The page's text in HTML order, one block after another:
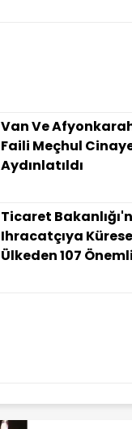
Van Ve
Faili Meçhul
Aydınlatıldı
Ticaret
Ihracatçıya
Ülkeden 107